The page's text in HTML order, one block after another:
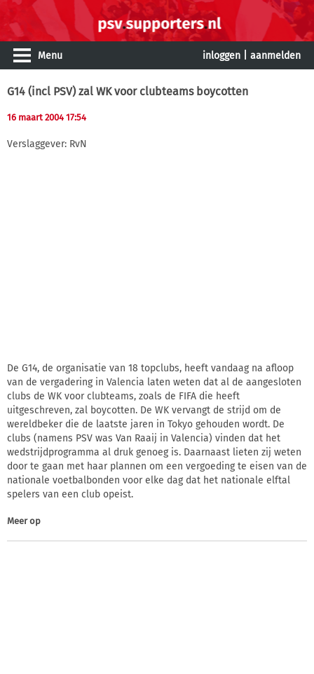
Menu inloggen aanmelden
G14 (incl PSV) zal WK voor clubteams boycotten
16 maart 2004 17:54
Verslaggever: RvN
De G14, de organisatie van 18 topclubs, heeft vandaag na afloop
van de vergadering in Valencia laten weten dat al de aangesloten
clubs de WK voor clubteams, zoals de FIFA die heeft
uitgeschreven, zal boycotten. De WK vervangt de strijd om de
wereldbeker die de laatste jaren in Tokyo gehouden wordt. De
clubs (namens PSV was Van Raaij in Valencia) vinden dat het
wedstrijdprogramma al druk genoeg is. Daarnaast lieten zij weten
door te gaan met haar plannen om een vergoeding te eisen van de
nationale voetbalbonden voor elke dag dat het nationale elftal
spelers van een club opeist.
Meer op